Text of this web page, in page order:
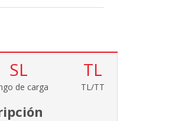
SL
de carga
TL
TL/TT